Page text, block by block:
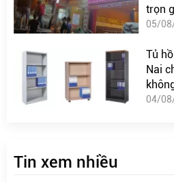
trọn
05/
Tủ
Nai
04/
Tin xem nhiều